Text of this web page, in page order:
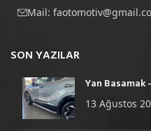
Mail:
SON YAZILAR
Yan Basamak
13 Ağustos